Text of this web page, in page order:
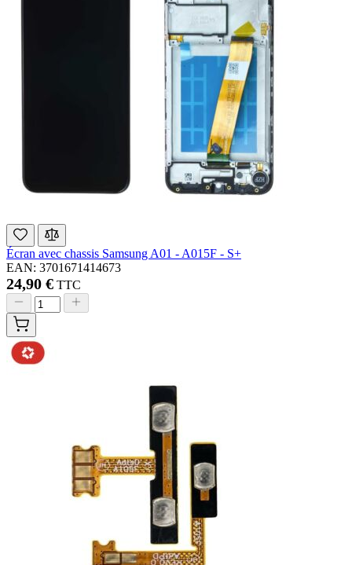
Écran avec chassis Samsung A01 - A015F - S+
EAN: 3701671414673
24,90 € TTC